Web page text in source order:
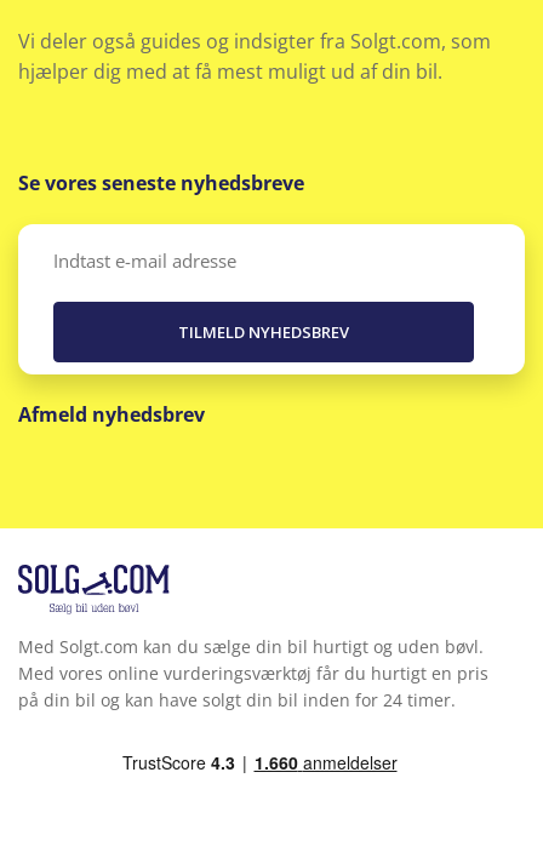
Vi deler også guides og indsigter fra Solgt.com, som
hjælper dig med at få mest muligt ud af din bil.
Se vores seneste nyhedsbreve
Email
Afmeld nyhedsbrev
Med Solgt.com kan du sælge din bil hurtigt og uden bøvl.
Med vores online vurderingsværktøj får du hurtigt en pris
på din bil og kan have solgt din bil inden for 24 timer.